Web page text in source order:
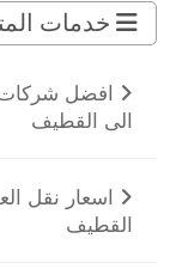
خدمات
افضل
الى القطيف
اسعار نقل
القطيف